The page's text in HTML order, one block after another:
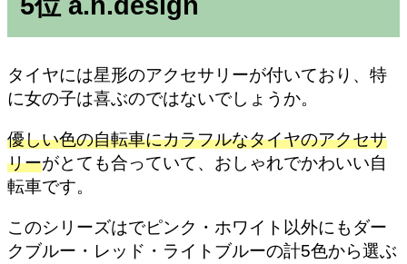
タイヤには星形のアクセサリーが付いており、特
に女の子は喜ぶのではないでしょうか。
優しい色の自転車にカラフルなタイヤのアクセサ
リーがとても合っていて、おしゃれでかわいい自
転車です。
このシリーズはでピンク・ホワイト以外にもダー
クブルー・レッド・ライトブルーの計5色から選ぶ